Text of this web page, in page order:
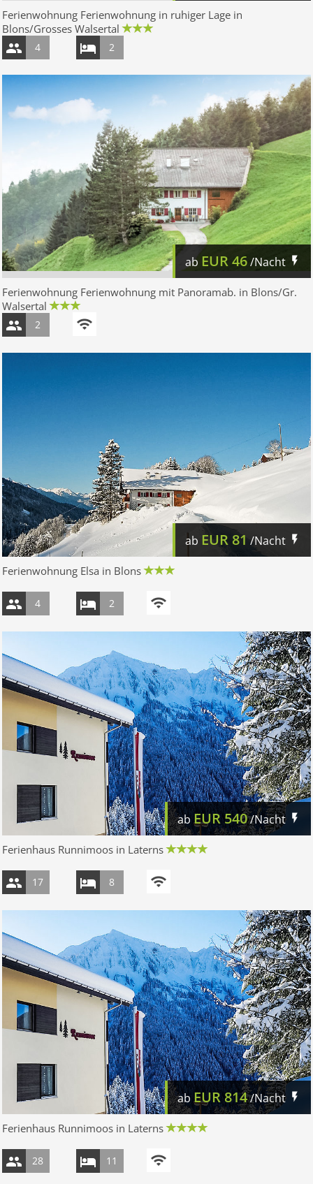
Ferienwohnung Ferienwohnung in ruhiger Lage in
Blons/Grosses Walsertal
4 2
ab EUR46/Nacht
Ferienwohnung Ferienwohnung mit Panoramab. in Blons/Gr.
Walsertal
2
ab EUR 81/Nacht
Ferienwohnung Elsa in Blons
4 2
ab EUR540/Nacht
Ferienhaus Runnimoos in Laterns
17 8
ab EUR814/Nacht
Ferienhaus Runnimoos in Laterns
28 11